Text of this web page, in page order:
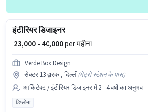
इंटीरियर डिजाइनर
₹ 23,000 - 40,000per महीना
Verde Box Design
सेक्टर 13 द्वारका, दिल्ली(मेट्रो स्टेशन के पास)
आर्किटेक्ट / इंटीरियर डिजाइनर में 2 - 4 वर्षो का अनुभव
डिप्लोमा